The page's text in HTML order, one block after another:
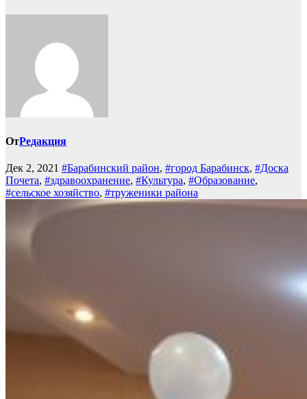
ОтРедакция
Дек 2, 2021 #Барабинский район, #город Барабинск, #Доска
Почета, #здравоохранение, #Культура, #Образование,
#сельское хозяйство, #труженики района